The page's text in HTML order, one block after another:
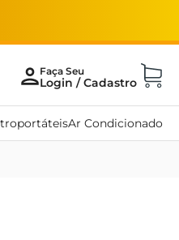
Ar Condicionado